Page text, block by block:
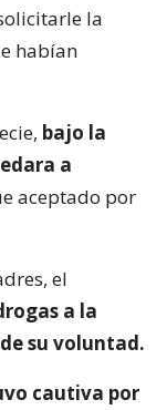
la
habían
bajo la
a
aceptado por
el
a la
su voluntad.
cautiva por